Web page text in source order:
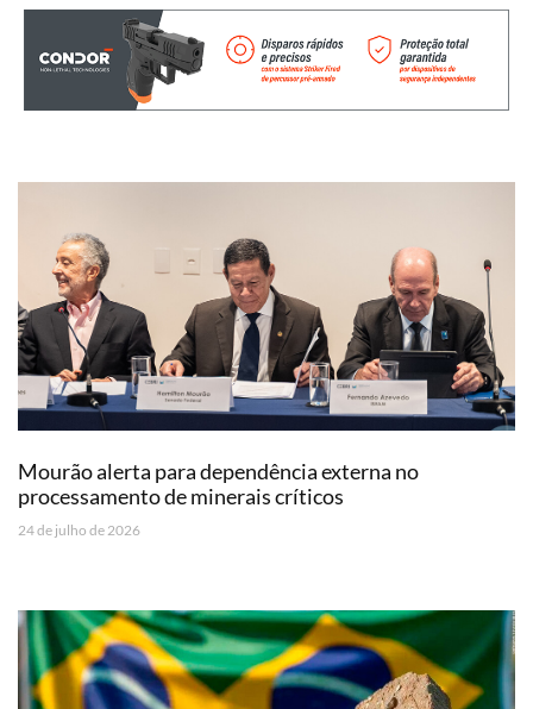
Mourão alerta para dependência externa no
processamento de minerais críticos
24 de julho de 2026